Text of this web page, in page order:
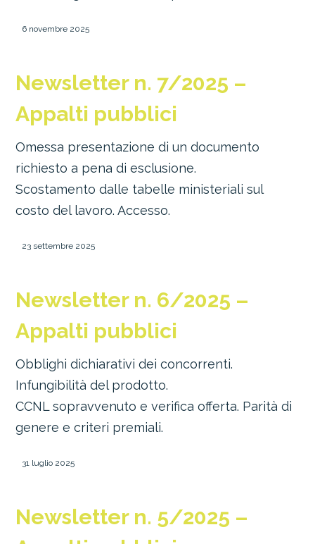
6 novembre 2025
Newsletter n. 7/2025 –
Appalti pubblici
Omessa presentazione di un documento
richiesto a pena di esclusione.
Scostamento dalle tabelle ministeriali sul
costo del lavoro. Accesso.
23 settembre 2025
Newsletter n. 6/2025 –
Appalti pubblici
Obblighi dichiarativi dei concorrenti.
Infungibilità del prodotto.
CCNL sopravvenuto e verifica offerta. Parità di
genere e criteri premiali.
31 luglio 2025
Newsletter n. 5/2025 –